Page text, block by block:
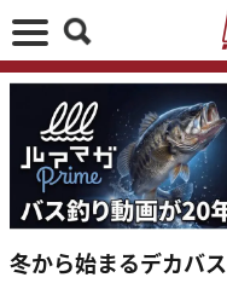
冬から始まるデカバ